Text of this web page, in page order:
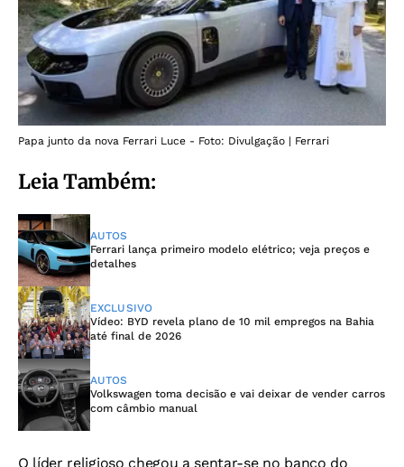
Papa junto da nova Ferrari Luce - Foto: Divulgação | Ferrari
Leia Também:
AUTOS
Ferrari lança primeiro modelo elétrico; veja preços e
detalhes
EXCLUSIVO
Vídeo: BYD revela plano de 10 mil empregos na Bahia
até final de 2026
AUTOS
Volkswagen toma decisão e vai deixar de vender carros
com câmbio manual
O líder religioso chegou a sentar-se no banco do